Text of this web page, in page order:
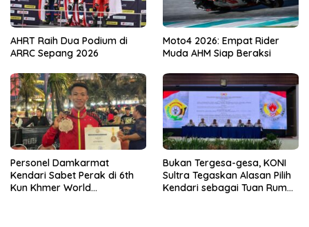
AHRT Raih Dua Podium di
ARRC Sepang 2026
Moto4 2026: Empat Rider
Muda AHM Siap Beraksi
Personel Damkarmat
Kendari Sabet Perak di 6th
Kun Khmer World
Bukan Tergesa-gesa, KONI
Sultra Tegaskan Alasan Pilih
Kendari sebagai Tuan Rumah